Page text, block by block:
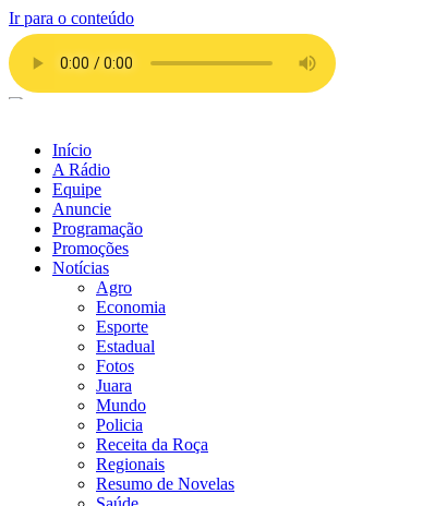
Ir para o conteúdo
Início
A Rádio
Equipe
Anuncie
Programação
Promoções
Notícias
Agro
Economia
Esporte
Estadual
Fotos
Juara
Mundo
Policia
Receita da Roça
Regionais
Resumo de Novelas